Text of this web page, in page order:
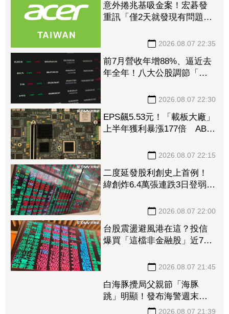
意外捲兆基吸金案！宏碁發
重訊「僅2天就發現有問題」
2026.08.07 22:35
前7月營收年增88%、逼近去
年全年！八大公股調節「這
2026.08.07 22:30
EPS飆5.53元！「載板大廠」
上半年獲利暴漲177倍 ABF
2026.08.07 22:15
二度延發股利創史上首例！
緯創炸6.4萬張連跌3日登弱勢
2026.08.07 22:00
台股震盪避風港在這？投信
爆買「這檔非金融股」近7千
2026.08.07 21:45
白海豚攪局父親節「海豚
跳」明顯！發布海警週末影
響最劇 專家：外圍雨帶今